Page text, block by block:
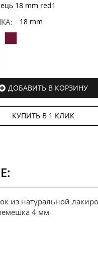
18 mm red1
18 mm
ДОБАВИТЬ В КОРЗИНУ
КУПИТЬ В 1 КЛИК
из натуральной
4 мм